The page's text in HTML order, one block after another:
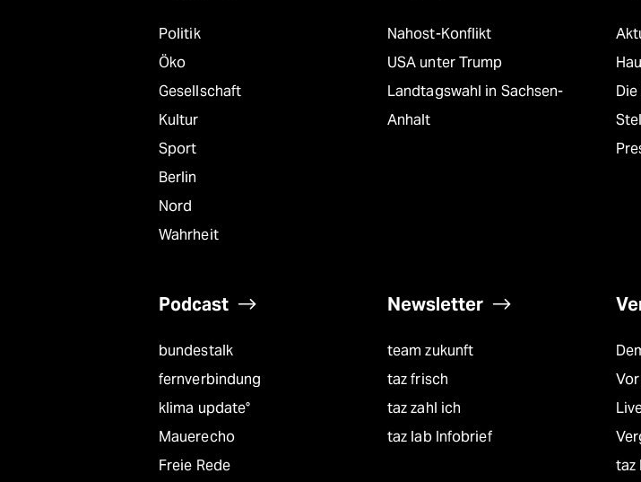
Politik
Öko
Gesellschaft
Kultur
Sport
Berlin
Nord
Wahrheit
Nahost-Konflikt
USA unter Trump
Landtagswahl in Sachsen-
Anhalt
Podcast
bundestalk
fernverbindung
klima update°
Mauerecho
Freie Rede
Newsletter
team zukunft
taz frisch
taz zahl ich
taz lab Infobrief
taz